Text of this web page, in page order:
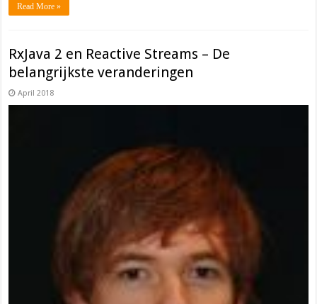
Read More »
RxJava 2 en Reactive Streams – De
belangrijkste veranderingen
April 2018